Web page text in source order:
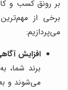
بر رونق کسب و
برخی از
می‌پردازیم:
افزایش
برند شما،
می‌شوند و